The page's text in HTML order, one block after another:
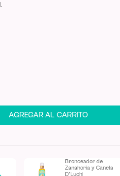
AGREGAR AL CARRITO
Bronceador de
Zanahoria y Canela
D'Luchi